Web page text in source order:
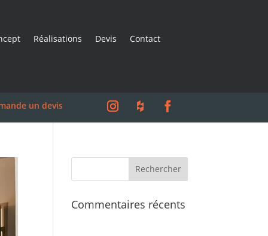
Réalisations Devis Contact
un devis
Commentaires récents